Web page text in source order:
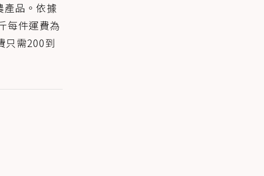
品。依據
每件運費為
只需200到